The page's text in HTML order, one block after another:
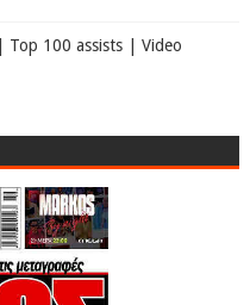
100 assists | Video